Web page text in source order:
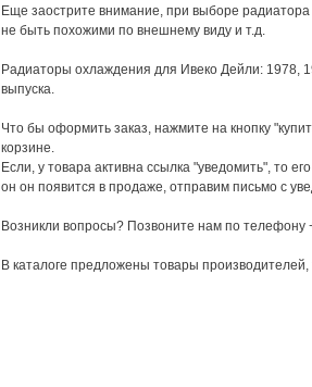
Еще заострите внимание, при выборе
не быть похожими по внешнему виду и т.д.
Радиаторы охлаждения для Ивеко Дейли: 1978,
выпуска.
Что бы оформить заказ, нажмите на кнопку
корзине.
Если, у товара активна ссылка "уведомить", то
он он появится в продаже, отправим письмо с
Возникли вопросы? Позвоните нам по
В каталоге предложены товары производителей,